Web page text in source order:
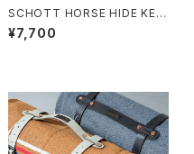
SCHOTT HORSE HIDE KEY
CASE
¥7,700